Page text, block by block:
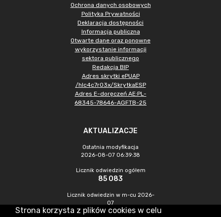
Ochrona danych osobowych
Polityka Prywatności
Deklaracja dostępności
Informacja publiczna
Otwarte dane oraz ponowne
wykorzystanie informacji
sektora publicznego
Redakcja BIP
Adres skrytki ePUAP
/hlc4c7r03x/SkrytkaESP
Adres E-doręczeń AE:PL-
68345-78646-AGFTB-25
AKTUALIZACJE
Ostatnia modyfikacja
2026-08-07 06:39:38
Licznik odwiedzin ogółem
85 083
Licznik odwiedzin w m-cu 2026-
07
287
Strona korzysta z plików cookies w celu